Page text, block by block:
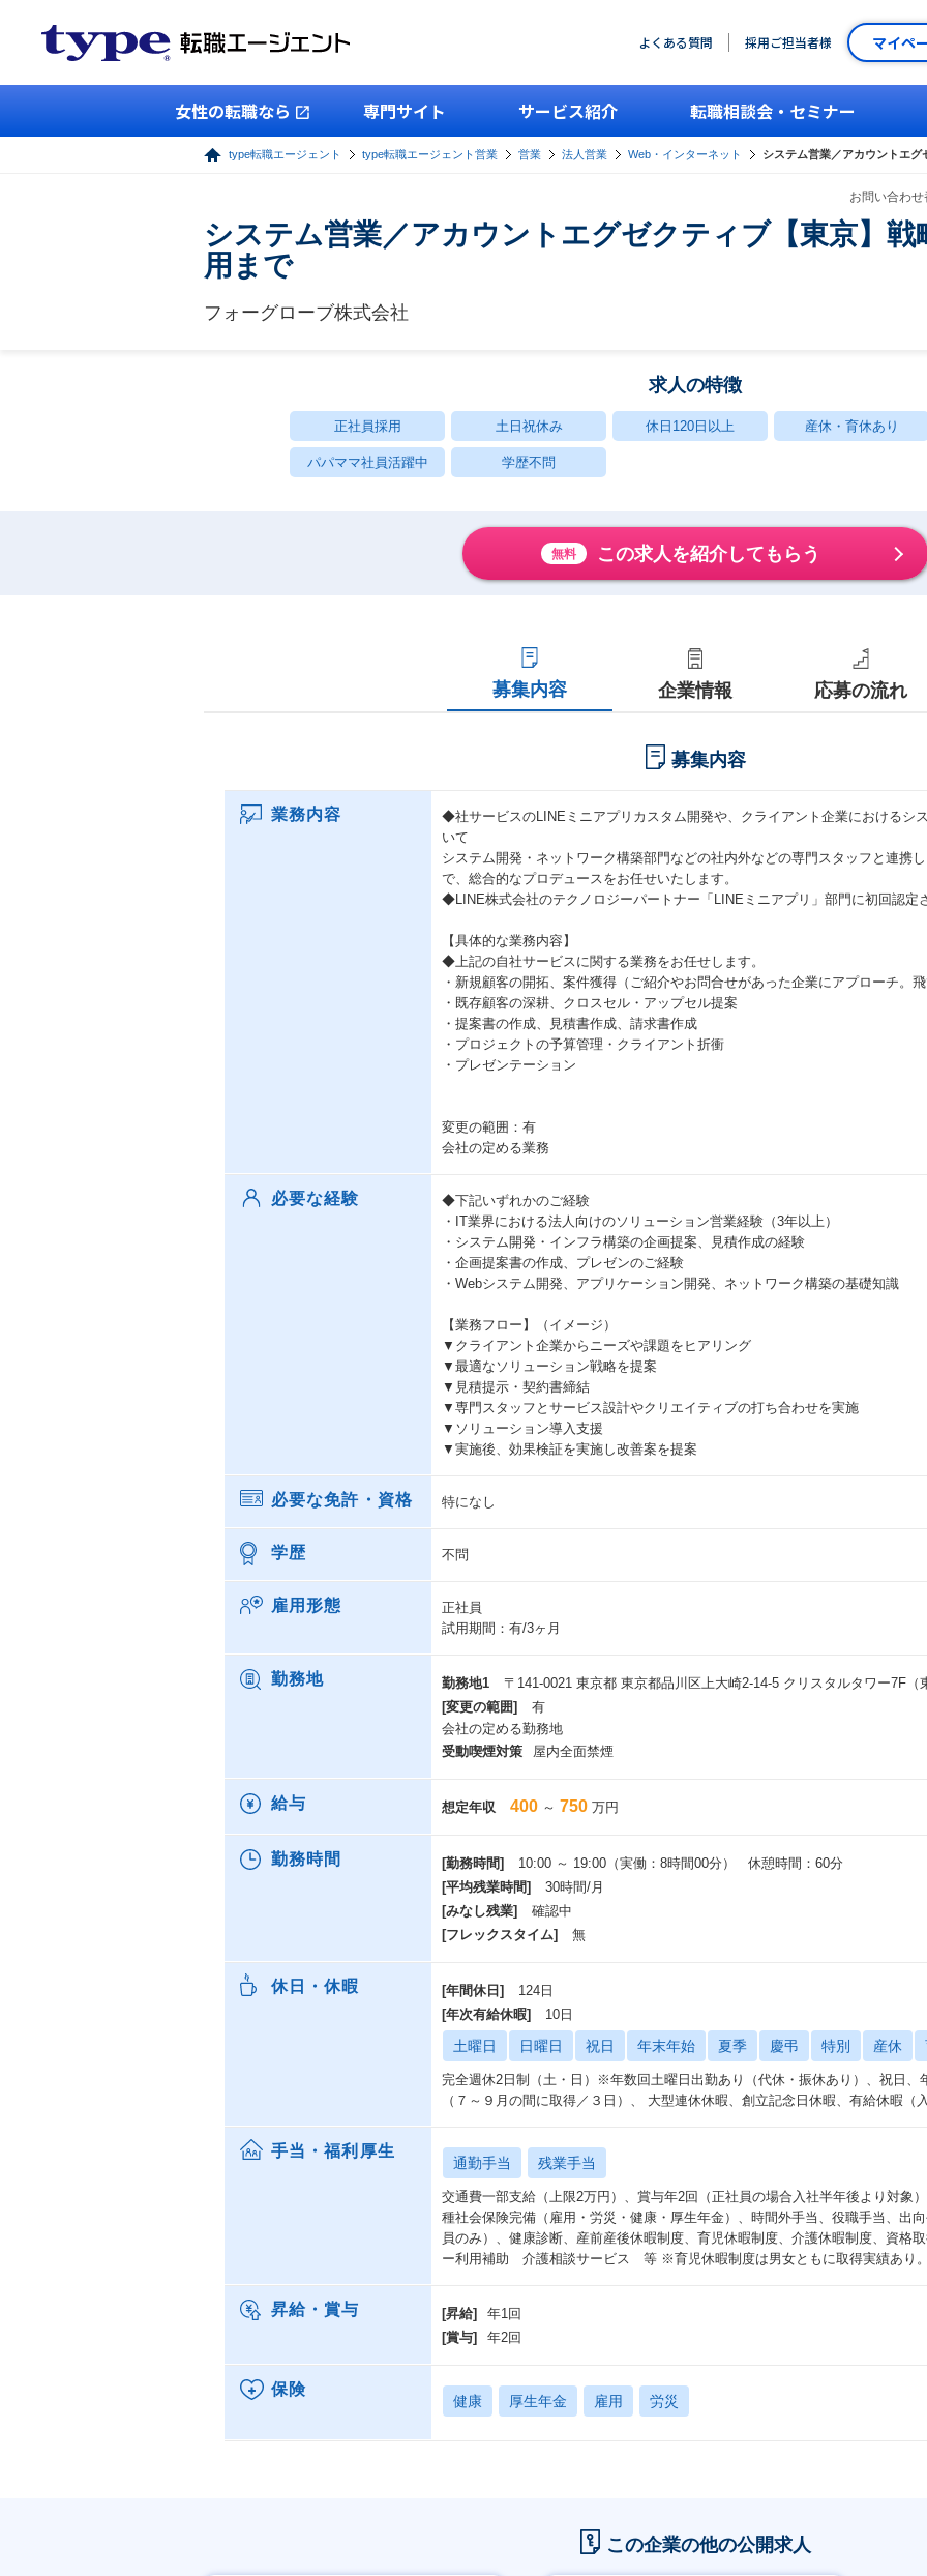
よくある質問 採用ご担当者様 マイペ
女性の転職なら 専門サイト サービス紹介 転職相談会・セミナー
type転職エージェント type転職エージェント営業 営業 法人営業 Web・インターネット システム営業／アカウントエ
お問い合わ
システム営業／アカウントエグゼクティブ【東京】戦
用まで
フォーグローブ株式会社
求人の特徴
正社員採用 土日祝休み 休日120日以上 産休・育休あり
パパママ社員活躍中 学歴不問
無料 この求人を紹介してもらう
募集内容 企業情報 応募の流れ
募集内容
業務内容
◆社サービスのLINEミニアプリカスタム開発や、クライアント企業におけるシ
いて
システム開発・ネットワーク構築部門などの社内外などの専門スタッフと連携
で、総合的なプロデュースをお任せいたします。
◆LINE株式会社のテクノロジーパートナー「LINEミニアプリ」部門に初回認定
【具体的な業務内容】
◆上記の自社サービスに関する業務をお任せします。
・新規顧客の開拓、案件獲得（ご紹介やお問合せがあった企業にアプローチ。
・既存顧客の深耕、クロスセル・アップセル提案
・提案書の作成、見積書作成、請求書作成
・プロジェクトの予算管理・クライアント折衝
・プレゼンテーション
変更の範囲：有
会社の定める業務
必要な経験
◆下記いずれかのご経験
・IT業界における法人向けのソリューション営業経験（3年以上）
・システム開発・インフラ構築の企画提案、見積作成の経験
・企画提案書の作成、プレゼンのご経験
・Webシステム開発、アプリケーション開発、ネットワーク構築の基礎知識
【業務フロー】（イメージ）
▼クライアント企業からニーズや課題をヒアリング
▼最適なソリューション戦略を提案
▼見積提示・契約書締結
▼専門スタッフとサービス設計やクリエイティブの打ち合わせを実施
▼ソリューション導入支援
▼実施後、効果検証を実施し改善案を提案
必要な免許・資格 特になし
学歴 不問
雇用形態
正社員
試用期間：有/3ヶ月
勤務地 勤務地1
〒141-0021 東京都 東京都品川区上大崎2-14-5 クリスタルタワー7F（
[変更の範囲]
有
会社の定める勤務地
受動喫煙対策
屋内全面禁煙
給与 想定年収 400 ～ 750 万円
勤務時間 [勤務時間]
10:00 ～ 19:00（実働：8時間00分） 休憩時間：60分
[平均残業時間]
30時間/月
[みなし残業]
確認中
[フレックスタイム]
無
休日・休暇 [年間休日]
124日
[年次有給休暇]
10日
土曜日 日曜日 祝日 年末年始 夏季 慶弔 特別 産休
完全週休2日制（土・日）※年数回土曜日出勤あり（代休・振休あり）、祝日、
（７～９月の間に取得／３日）、 大型連休休暇、創立記念日休暇、有給休暇（
手当・福利厚生
通勤手当 残業手当
交通費一部支給（上限2万円）、賞与年2回（正社員の場合入社半年後より対象
種社会保険完備（雇用・労災・健康・厚生年金）、時間外手当、役職手当、出
員のみ）、健康診断、産前産後休暇制度、育児休暇制度、介護休暇制度、資格
ー利用補助 介護相談サービス 等 ※育児休暇制度は男女ともに取得実績あり
昇給・賞与 [昇給]
年1回
[賞与]
年2回
保険
健康 厚生年金 雇用 労災
この企業の他の公開求人